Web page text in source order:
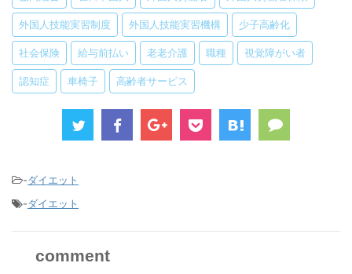
外国人技能実習制度 外国人技能実習機構 少子高齢化
社会保険 給与前払い 老老介護 職種 視覚障がい者
認知症 車椅子 高齢者サービス
-ダイエット
-ダイエット
comment